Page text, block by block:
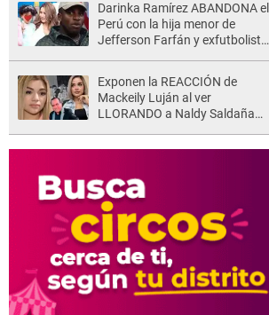
Darinka Ramírez ABANDONA el
Perú con la hija menor de
Jefferson Farfán y exfutbolista
Exponen la REACCIÓN de
Mackeily Luján al ver
LLORANDO a Naldy Saldaña